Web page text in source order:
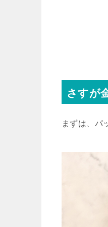
さすが
まずは、パ